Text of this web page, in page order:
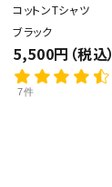
コットンTシャツ
ブラック
5,500円（税込）
7件